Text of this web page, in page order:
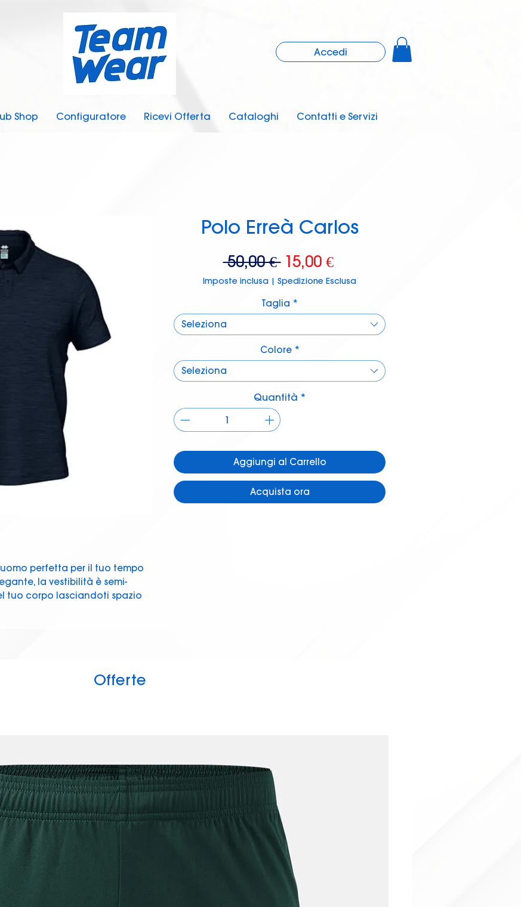
Accedi
Shop Configuratore Ricevi Offerta Cataloghi Contatti e Servizi
perfetta per il tuo tempo
la vestibilità è semi-
tuo corpo lasciandoti spazio
a doppia tintura.
Polo Erreà Carlos
50,00 € Prezzo
regolare
15,00 €Prezzo
scontato
Imposte inclusa | Spedizione Esclusa
Taglia *
Seleziona
Colore *
Seleziona
Quantità *
Aggiungi al Carrello
Acquista ora
Offerte